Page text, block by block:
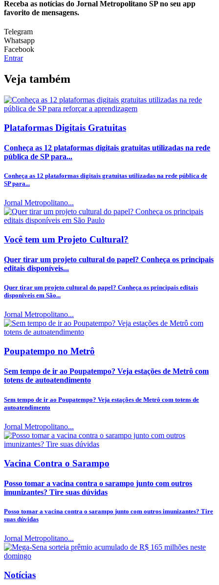
Receba as notícias do Jornal Metropolitano SP no seu app
favorito de mensagens.
Telegram
Whatsapp
Facebook
Entrar
Veja também
Plataformas Digitais Gratuitas
Conheça as 12 plataformas digitais gratuitas utilizadas na rede
pública de SP para...
Conheça as 12 plataformas digitais gratuitas utilizadas na rede pública de
SP para...
Jornal Metropolitano...
Você tem um Projeto Cultural?
Quer tirar um projeto cultural do papel? Conheça os principais
editais disponíveis...
Quer tirar um projeto cultural do papel? Conheça os principais editais
disponíveis em São...
Jornal Metropolitano...
Poupatempo no Metrô
Sem tempo de ir ao Poupatempo? Veja estações de Metrô com
totens de autoatendimento
Sem tempo de ir ao Poupatempo? Veja estações de Metrô com totens de
autoatendimento
Jornal Metropolitano...
Vacina Contra o Sarampo
Posso tomar a vacina contra o sarampo junto com outros
imunizantes? Tire suas dúvidas
Posso tomar a vacina contra o sarampo junto com outros imunizantes? Tire
suas dúvidas
Jornal Metropolitano...
Notícias